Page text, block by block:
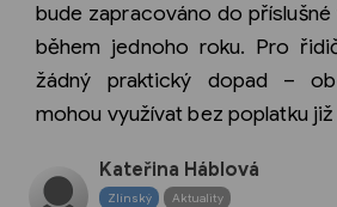
bude zapracováno do příslušné
během jednoho roku. Pro
žádný praktický dopad –
mohou využívat bez poplatku již
Kateřina Háblová
Zlínský Aktuality